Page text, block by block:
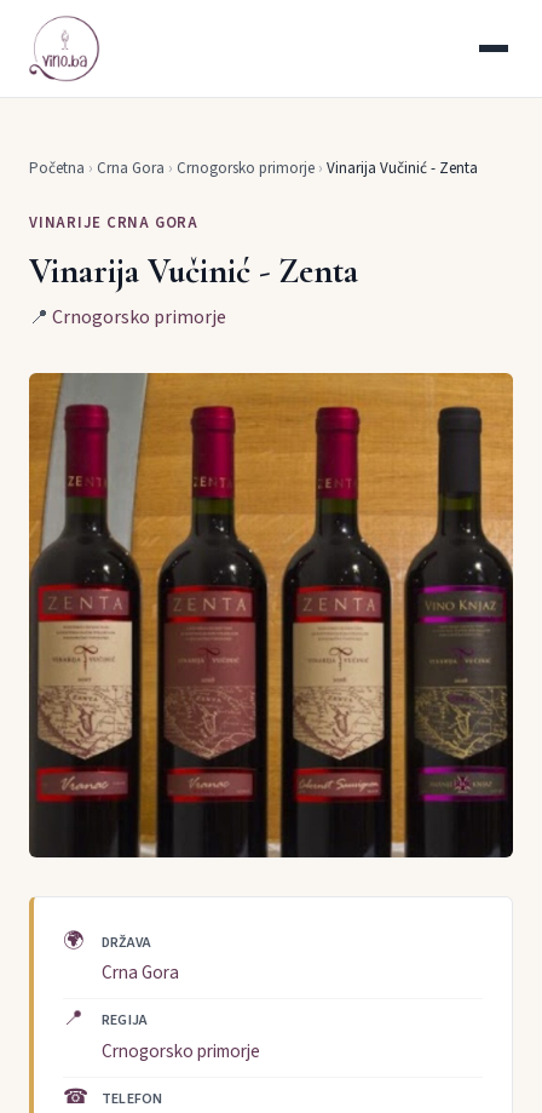
Početna › Crna Gora › Crnogorsko primorje › Vinarija Vučinić - Zenta
VINARIJE CRNA GORA
Vinarija Vučinić - Zenta
📍 Crnogorsko primorje
🌍 DRŽAVA
Crna Gora
📍 REGIJA
Crnogorsko primorje
☎ TELEFON